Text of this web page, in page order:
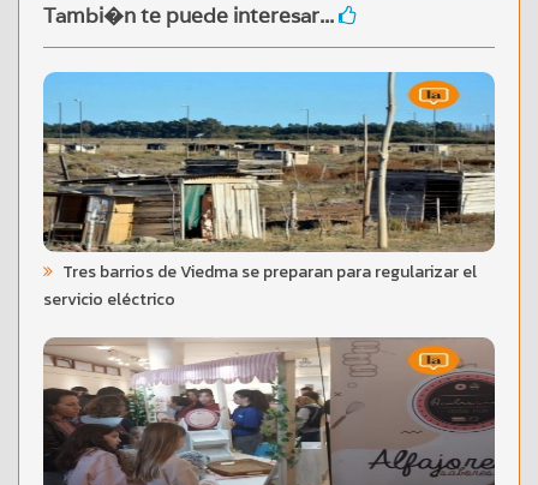
Tambi�n te puede interesar...
Tres barrios de Viedma se preparan para regularizar el
servicio eléctrico